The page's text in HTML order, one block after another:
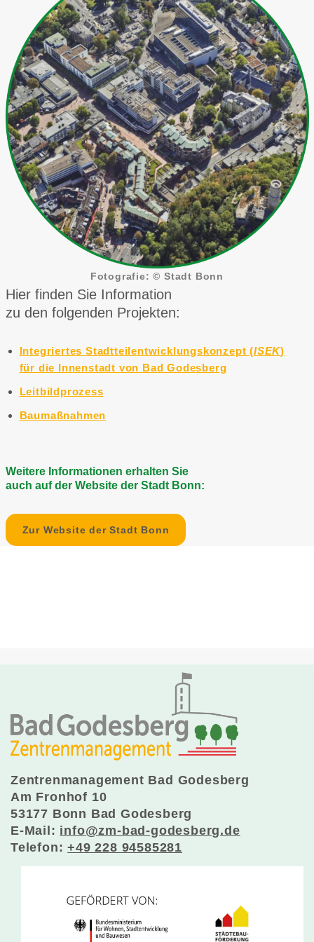
Fotografie: © Stadt Bonn
Hier finden Sie Information
zu den folgenden Projekten:
Integriertes Stadtteilentwicklungskonzept (ISEK)
für die Innenstadt von Bad Godesberg
Leitbildprozess
Baumaßnahmen
Weitere Informationen erhalten Sie
auch auf der Website der Stadt Bonn:
Zur Website der Stadt Bonn
Zentrenmanagement Bad Godesberg
Am Fronhof 10
53177 Bonn Bad Godesberg
E-Mail: info@zm-bad-godesberg.de
Telefon:+49 228 94585281